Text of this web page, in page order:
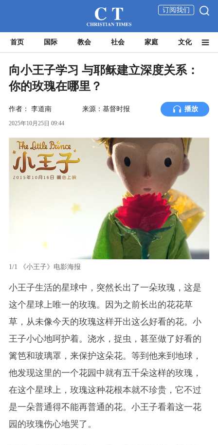
订阅我们
首页 国际 教会 社会 家庭 文化
向小王子学习 与耶稣建立深度关系：
你的玫瑰在哪里？
作者： 李道南 来源：基督时报 播放
2025年10月25日 09:44
1/1 《小王子》电影海报
小王子生活的星球中，突然长出了一朵玫瑰，这是
这个星球上唯一的玫瑰。因为之前长出的花花草
草，从未像今天的玫瑰这样开出这么好看的花。小
王子小心地呵护着。浇水，捉虫，甚至做了好看的
篱笆和玻璃罩，来保护这朵花。等到他来到地球，
他发现这里的一个花园中就有五千朵这样的玫瑰，
在这个星球上，玫瑰这种花根本就不珍贵，它不过
是一朵普通得不能再普通的花。小王子看着这一花
园的玫瑰伤心地哭了。